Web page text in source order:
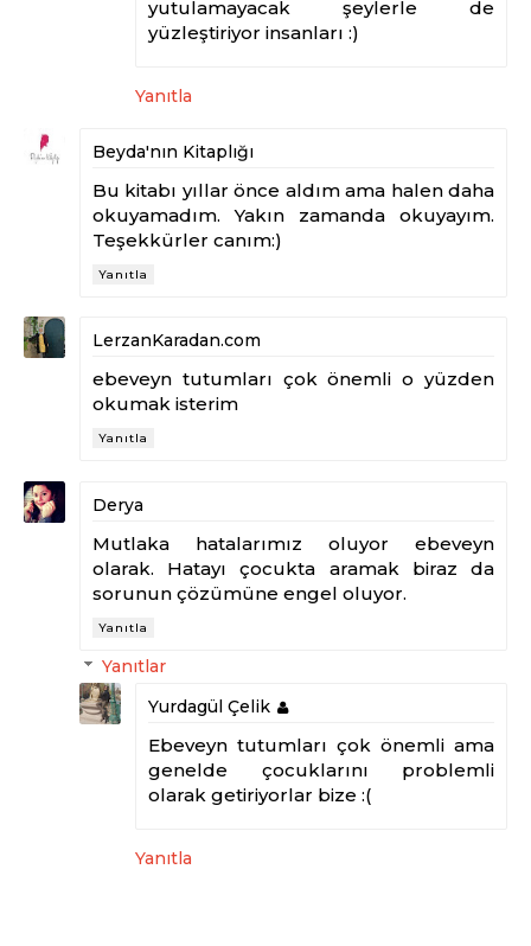
yutulamayacak şeylerle de
yüzleştiriyor insanları :)
Yanıtla
Beyda'nın Kitaplığı
Bu kitabı yıllar önce aldım ama halen daha
okuyamadım. Yakın zamanda okuyayım.
Teşekkürler canım:)
Yanıtla
LerzanKaradan.com
ebeveyn tutumları çok önemli o yüzden
okumak isterim
Yanıtla
Derya
Mutlaka hatalarımız oluyor ebeveyn
olarak. Hatayı çocukta aramak biraz da
sorunun çözümüne engel oluyor.
Yanıtla
Yanıtlar
Yurdagül Çelik
Ebeveyn tutumları çok önemli ama
genelde çocuklarını problemli
olarak getiriyorlar bize :(
Yanıtla